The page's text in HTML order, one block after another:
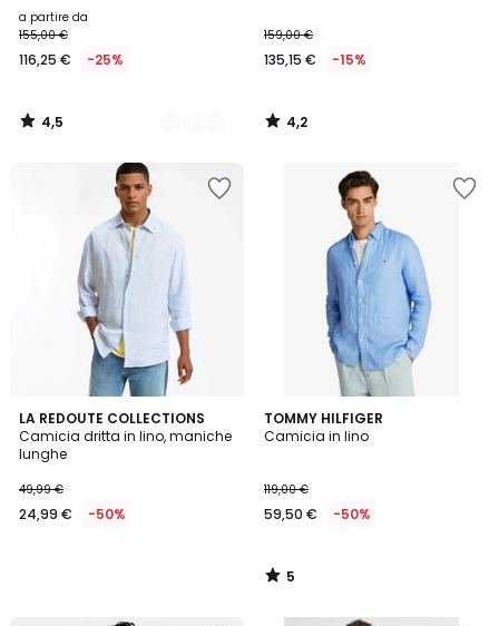
a partire da
155,00 €
116,25 € -25%
4,5
/
159,00 €
135,15 € -15%
4,2
/
LA REDOUTE COLLECTIONS
Camicia dritta in lino, maniche
lunghe
49,99 €
24,99 € -50%
TOMMY HILFIGER
Camicia in lino
119,00 €
59,50 € -50%
5
/
5
/